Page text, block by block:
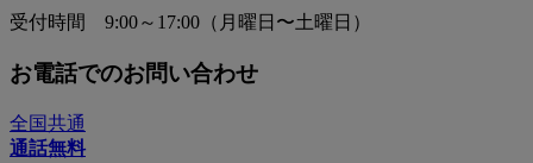
受付時間 9:00～17:00（月曜日〜土曜日）
お電話でのお問い合わせ
全国共通
通話無料